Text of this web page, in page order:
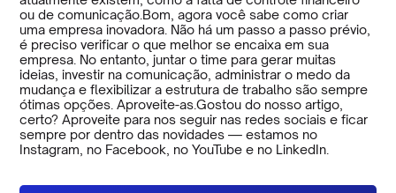
ou de comunicação.Bom, agora você sabe como criar
uma empresa inovadora. Não há um passo a passo prévio,
é preciso verificar o que melhor se encaixa em sua
empresa. No entanto, juntar o time para gerar muitas
ideias, investir na comunicação, administrar o medo da
mudança e flexibilizar a estrutura de trabalho são sempre
ótimas opções. Aproveite-as.Gostou do nosso artigo,
certo? Aproveite para nos seguir nas redes sociais e ficar
sempre por dentro das novidades — estamos no
Instagram, no Facebook, no YouTube e no LinkedIn.